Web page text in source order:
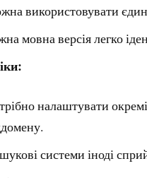
використовувати
мовна версія легко
налаштувати
системи іноді